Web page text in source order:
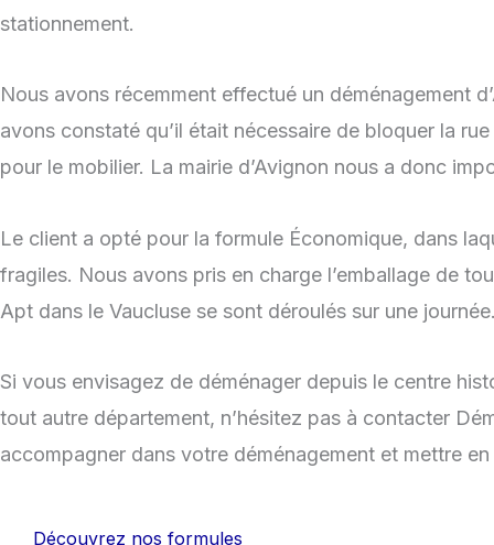
stationnement.
Nous avons récemment effectué un déménagement
avons constaté qu’il était nécessaire de bloquer la
pour le mobilier. La mairie d’Avignon nous a donc
Le client a opté pour la formule Économique, dans
fragiles. Nous avons pris en charge l’emballage de
Apt dans le Vaucluse se sont déroulés sur une
Si vous envisagez de déménager depuis le centre
tout autre département, n’hésitez pas à contacter
accompagner dans votre déménagement et mettre
Découvrez nos formules